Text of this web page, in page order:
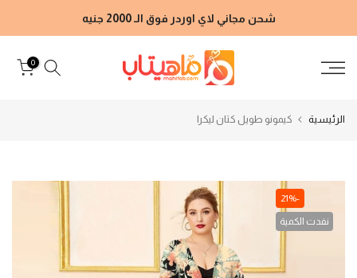
إلى
شحن مجاني لاي اوردر فوق الـ 2000 جنيه
0
الرئيسية كيمونو طويل كتان ليكرا
-21%
نفدت الكمية